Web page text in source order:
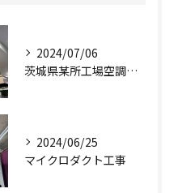
2024/07/06
茨城県某所工場空調ダクト、保温工事
2024/06/25
マイクロダクト工事